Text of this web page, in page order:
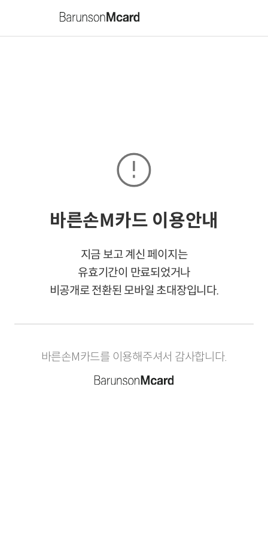
바른손M카드 이용안내
지금 보고 계신 페이지는
유효기간이 만료되었거나
비공개로 전환된 모바일 초대장입니다.
바른손M카드를 이용해주셔서 감사합니다.